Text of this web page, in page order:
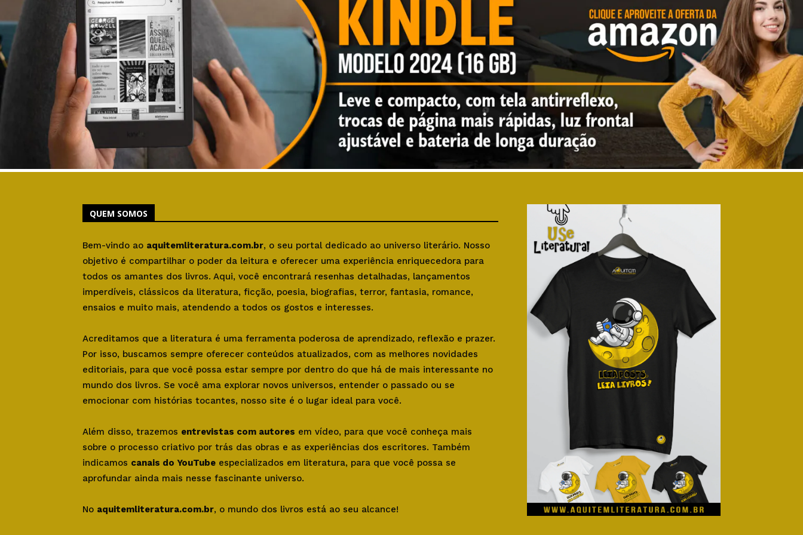
QUEM SOMOS
Bem-vindo ao aquitemliteratura.com.br, o seu portal dedicado ao universo literário. Nosso
objetivo é compartilhar o poder da leitura e oferecer uma experiência enriquecedora para
todos os amantes dos livros. Aqui, você encontrará resenhas detalhadas, lançamentos
imperdíveis, clássicos da literatura, ficção, poesia, biografias, terror, fantasia, romance,
ensaios e muito mais, atendendo a todos os gostos e interesses.
Acreditamos que a literatura é uma ferramenta poderosa de aprendizado, reflexão e prazer.
Por isso, buscamos sempre oferecer conteúdos atualizados, com as melhores novidades
editoriais, para que você possa estar sempre por dentro do que há de mais interessante no
mundo dos livros. Se você ama explorar novos universos, entender o passado ou se
emocionar com histórias tocantes, nosso site é o lugar ideal para você.
Além disso, trazemos entrevistas com autores em vídeo, para que você conheça mais
sobre o processo criativo por trás das obras e as experiências dos escritores. Também
indicamos canais do YouTube especializados em literatura, para que você possa se
aprofundar ainda mais nesse fascinante universo.
No aquitemliteratura.com.br, o mundo dos livros está ao seu alcance!